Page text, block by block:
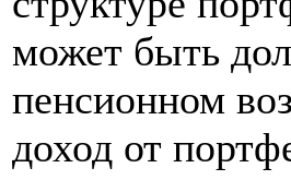
может быть
пенсионном
доход от